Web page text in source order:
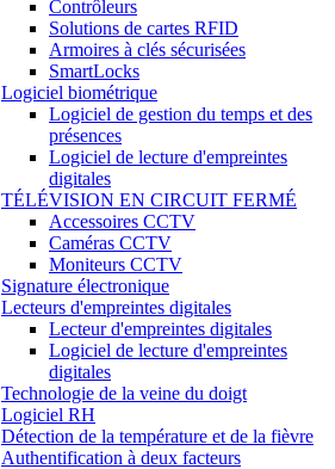
Contrôleurs
Solutions de cartes RFID
Armoires à clés sécurisées
SmartLocks
Logiciel biométrique
Logiciel de gestion du temps et des
présences
Logiciel de lecture d'empreintes
digitales
TÉLÉVISION EN CIRCUIT FERMÉ
Accessoires CCTV
Caméras CCTV
Moniteurs CCTV
Signature électronique
Lecteurs d'empreintes digitales
Lecteur d'empreintes digitales
Logiciel de lecture d'empreintes
digitales
Technologie de la veine du doigt
Logiciel RH
Détection de la température et de la fièvre
Authentification à deux facteurs